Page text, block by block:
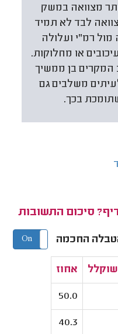
מצוואה במשק
לבד לא תמיד
רמ”י ועלולה
או מחלוקות.
המקרים בן ממשיך
משלבים גם
בכך.
סיכום התשובות
החכמה On Off
אחוז
50.0
40.3